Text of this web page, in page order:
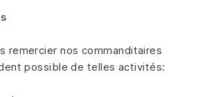
remercier nos commanditaires
possible de telles activités: